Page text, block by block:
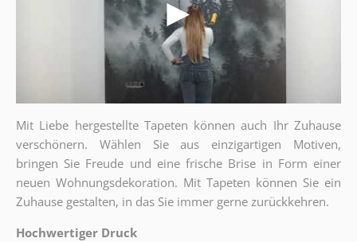
Mit Liebe hergestellte Tapeten können auch Ihr Zuhause
verschönern. Wählen Sie aus einzigartigen Motiven,
bringen Sie Freude und eine frische Brise in Form einer
neuen Wohnungsdekoration. Mit Tapeten können Sie ein
Zuhause gestalten, in das Sie immer gerne zurückkehren.
Hochwertiger Druck